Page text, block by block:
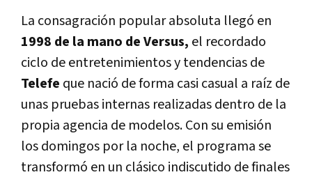
La consagración popular absoluta llegó en
1998 de la mano de Versus, el recordado
ciclo de entretenimientos y tendencias de
Telefe que nació de forma casi casual a raíz de
unas pruebas internas realizadas dentro de la
propia agencia de modelos. Con su emisión
los domingos por la noche, el programa se
transformó en un clásico indiscutido de finales